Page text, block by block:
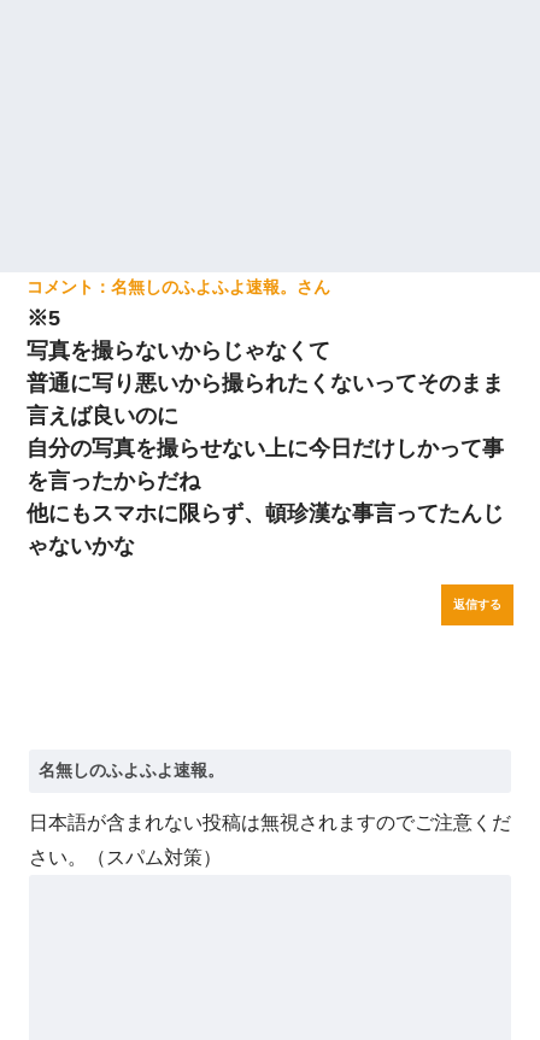
名無しのふよふよ速報。
※5
写真を撮らないからじゃなくて
普通に写り悪いから撮られたくないってそのまま
言えば良いのに
自分の写真を撮らせない上に今日だけしかって事
を言ったからだね
他にもスマホに限らず、頓珍漢な事言ってたんじ
ゃないかな
返信する
日本語が含まれない投稿は無視されますのでご注意くだ
さい。（スパム対策）